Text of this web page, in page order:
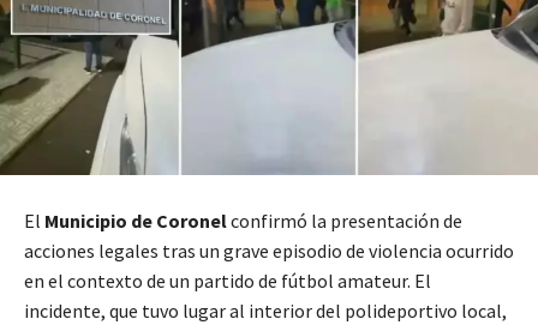
El Municipio de Coronelconfirmó la presentación de
acciones legales tras un grave episodio de violencia ocurrido
en el contexto de un partido de fútbol amateur. El
incidente, que tuvo lugar al interior del polideportivo local,